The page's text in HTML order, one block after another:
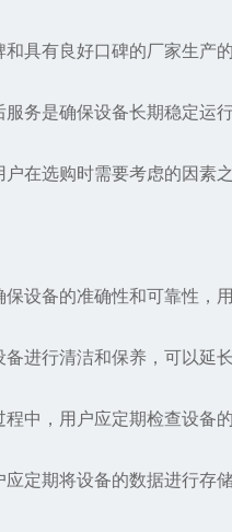
有良好口碑的厂家生产
是确保设备长期稳定运
选购时需要考虑的因素
备的准确性和可靠性，
行清洁和保养，可以延长
，用户应定期检查设备
期将设备的数据进行存储